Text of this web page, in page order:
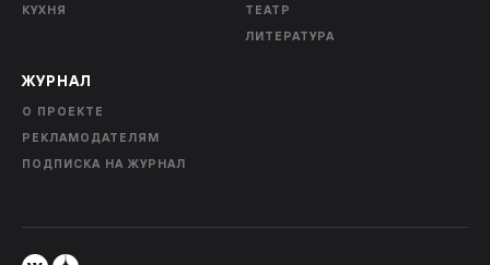
КУХНЯ
ТЕАТР
ЛИТЕРАТУРА
ЖУРНАЛ
О ПРОЕКТЕ
РЕКЛАМОДАТЕЛЯМ
ПОДПИСКА НА ЖУРНАЛ